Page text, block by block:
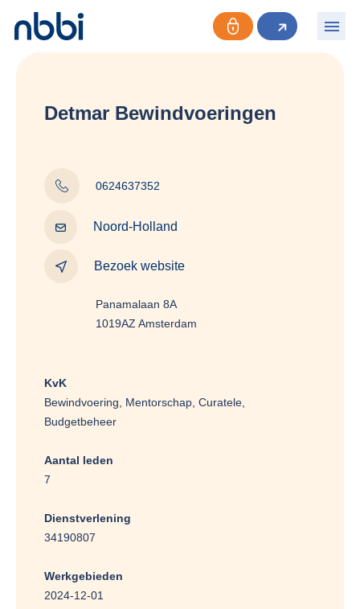
Detmar Bewindvoeringen
0624637352
Noord-Holland
Bezoek website
Panamalaan 8A
1019AZ Amsterdam
KvK
Bewindvoering, Mentorschap, Curatele,
Budgetbeheer
Aantal leden
7
Dienstverlening
34190807
Werkgebieden
2024-12-01